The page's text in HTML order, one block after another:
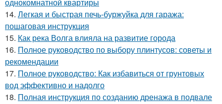
14. Легкая и быстрая печь-буржуйка для гаража:
пошаговая инструкция
15. Как река Волга влияла на развитие города
16. Полное руководство по выбору плинтусов: советы и
рекомендации
17. Полное руководство: Как избавиться от грунтовых
вод эффективно и надолго
18. Полная инструкция по созданию дренажа в подвале